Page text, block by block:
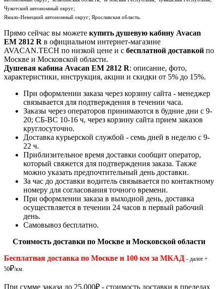
Чукотский автономный округ;
Ямало-Ненецкий автономный округ; Ярославская область.
Прямо сейчас вы можете купить душевую кабину Avacan
EM 2812 R в официальном интернет-магазине
AVACAN.TECH по низкой цене и с бесплатной доставкой по
Москве и Московской области.
Душевая кабина Avacan EM 2812 R: описание, фото,
характеристики, инструкция, акции и скидки от 5% до 15%.
При оформлении заказа через корзину сайта - менеджер
связывается для подтверждения в течении часа.
Заказы через операторов принимаются в будние дни с 9-
20; СБ-ВС 10-16 ч, через корзину сайта прием заказов
круглосуточно.
Доставка курьерской службой - семь дней в неделю с 9-
22 ч.
Приблизительное время доставки сообщит оператор,
который свяжется для подтверждения заказа. Также
можно указать предпочтительный день доставки.
За час до доставки водитель связывается по контактному
номеру для согласования точного времени.
При оформлении заказа в выходной день, доставка
осуществляется в течении 24 часов в первый рабочий
день.
Самовывоз бесплатно.
Стоимость доставки по Москве и Московской области
Бесплатная доставка по Москве и 100 км за МКАД - далее +
50₽/км.
При сумме заказа до 25.000₽ - стоимость доставки в пределах